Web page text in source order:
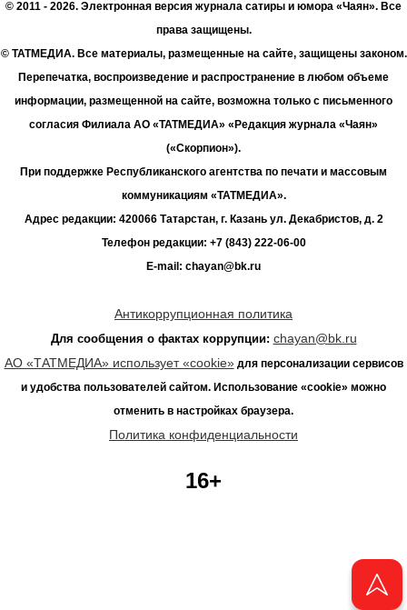
© 2011 - 2026. Электронная версия журнала сатиры и юмора «Чаян». Все
права защищены.
© ТАТМЕДИА. Все материалы, размещенные на сайте, защищены законом.
Перепечатка, воспроизведение и распространение в любом объеме
информации, размещенной на сайте, возможна только с письменного
согласия Филиала АО «ТАТМЕДИА» «Редакция журнала «Чаян»
(«Скорпион»).
При поддержке Республиканского агентства по печати и массовым
коммуникациям «ТАТМЕДИА».
Адрес редакции: 420066 Татарстан, г. Казань ул. Декабристов, д. 2
Телефон редакции: +7 (843) 222-06-00
E-mail: chayan@bk.ru
Антикоррупционная политика
Для сообщения о фактах коррупции: chayan@bk.ru
АО «ТАТМЕДИА» использует «cookie»для персонализации сервисов
и удобства пользователей сайтом. Использование «cookie» можно
отменить в настройках браузера.
Политика конфиденциальности
16+